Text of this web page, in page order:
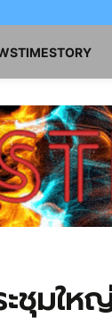
ะชุมใ